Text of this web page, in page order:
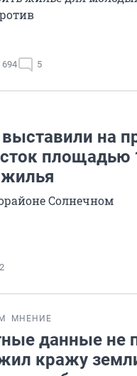
694 5
на
площадью
жилья
Солнечном
МНЕНИЕ
данные не
кражу